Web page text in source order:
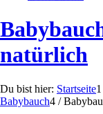
natürlich
Du bist hier: Startseite1
Babybauch4 /